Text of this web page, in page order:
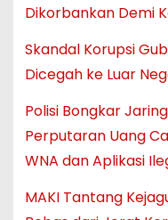
Dikorbankan Demi
Skandal Korupsi
Dicegah ke Luar
Polisi Bongkar
Perputaran Uang
WNA dan Aplikasi
MAKI Tantang